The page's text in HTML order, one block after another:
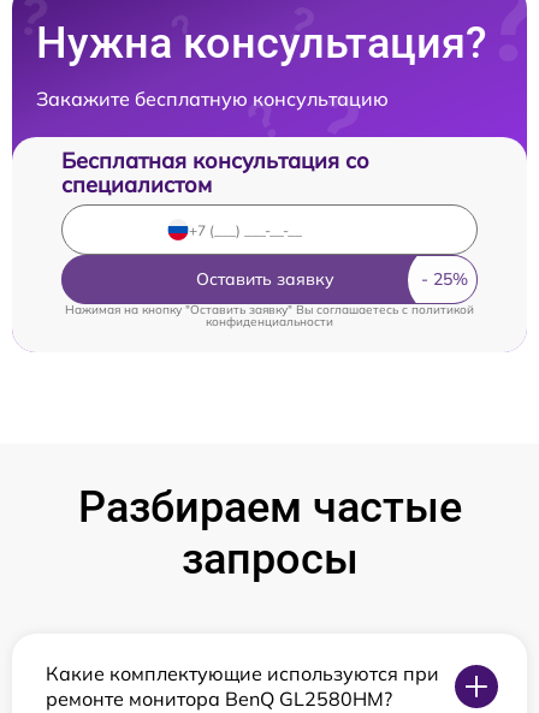
Нужна консультация?
Закажите бесплатную консультацию
Бесплатная консультация со
специалистом
Оставить заявку
Нажимая на кнопку "Оставить заявку" Вы соглашаетесь cполитикой
конфиденциальности
Разбираем частые
запросы
Какие комплектующие используются при
ремонте монитора BenQ GL2580HM?